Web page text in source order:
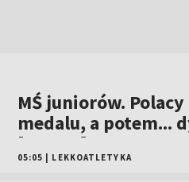
MŚ juniorów.
medalu, a potem...
[WIDEO]
05:05 LEKKOATLETYKA